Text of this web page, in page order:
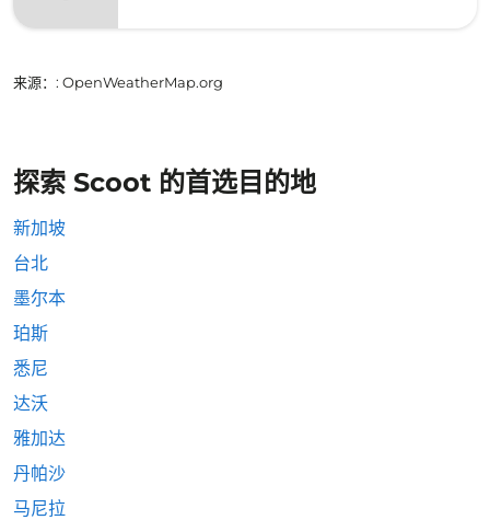
来源： : OpenWeatherMap.org
探索 Scoot 的首选目的地
新加坡
台北
墨尔本
珀斯
悉尼
达沃
雅加达
丹帕沙
马尼拉